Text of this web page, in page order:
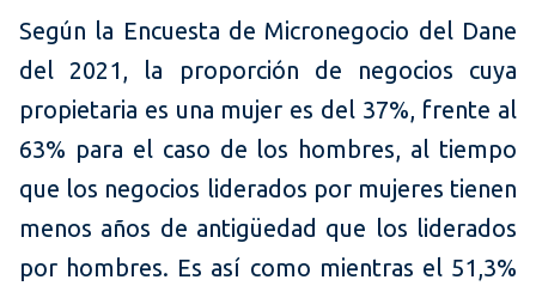
Según la Encuesta de Micronegocio del Dane
del 2021, la proporción de negocios cuya
propietaria es una mujer es del 37%, frente al
63% para el caso de los hombres, al tiempo
que los negocios liderados por mujeres tienen
menos años de antigüedad que los liderados
por hombres. Es así como mientras el 51,3%